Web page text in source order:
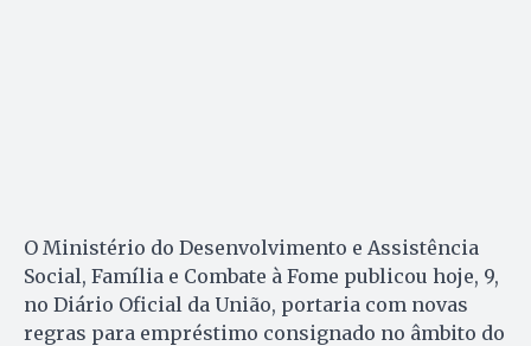
O Ministério do Desenvolvimento e Assistência
Social, Família e Combate à Fome publicou hoje, 9,
no Diário Oficial da União, portaria com novas
regras para empréstimo consignado no âmbito do